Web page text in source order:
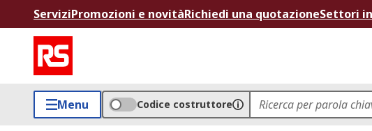
ServiziPromozioni e novitàRichiedi una quotazioneSettori
Menu Codice costruttore